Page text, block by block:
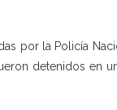
por la Policía
detenidos en